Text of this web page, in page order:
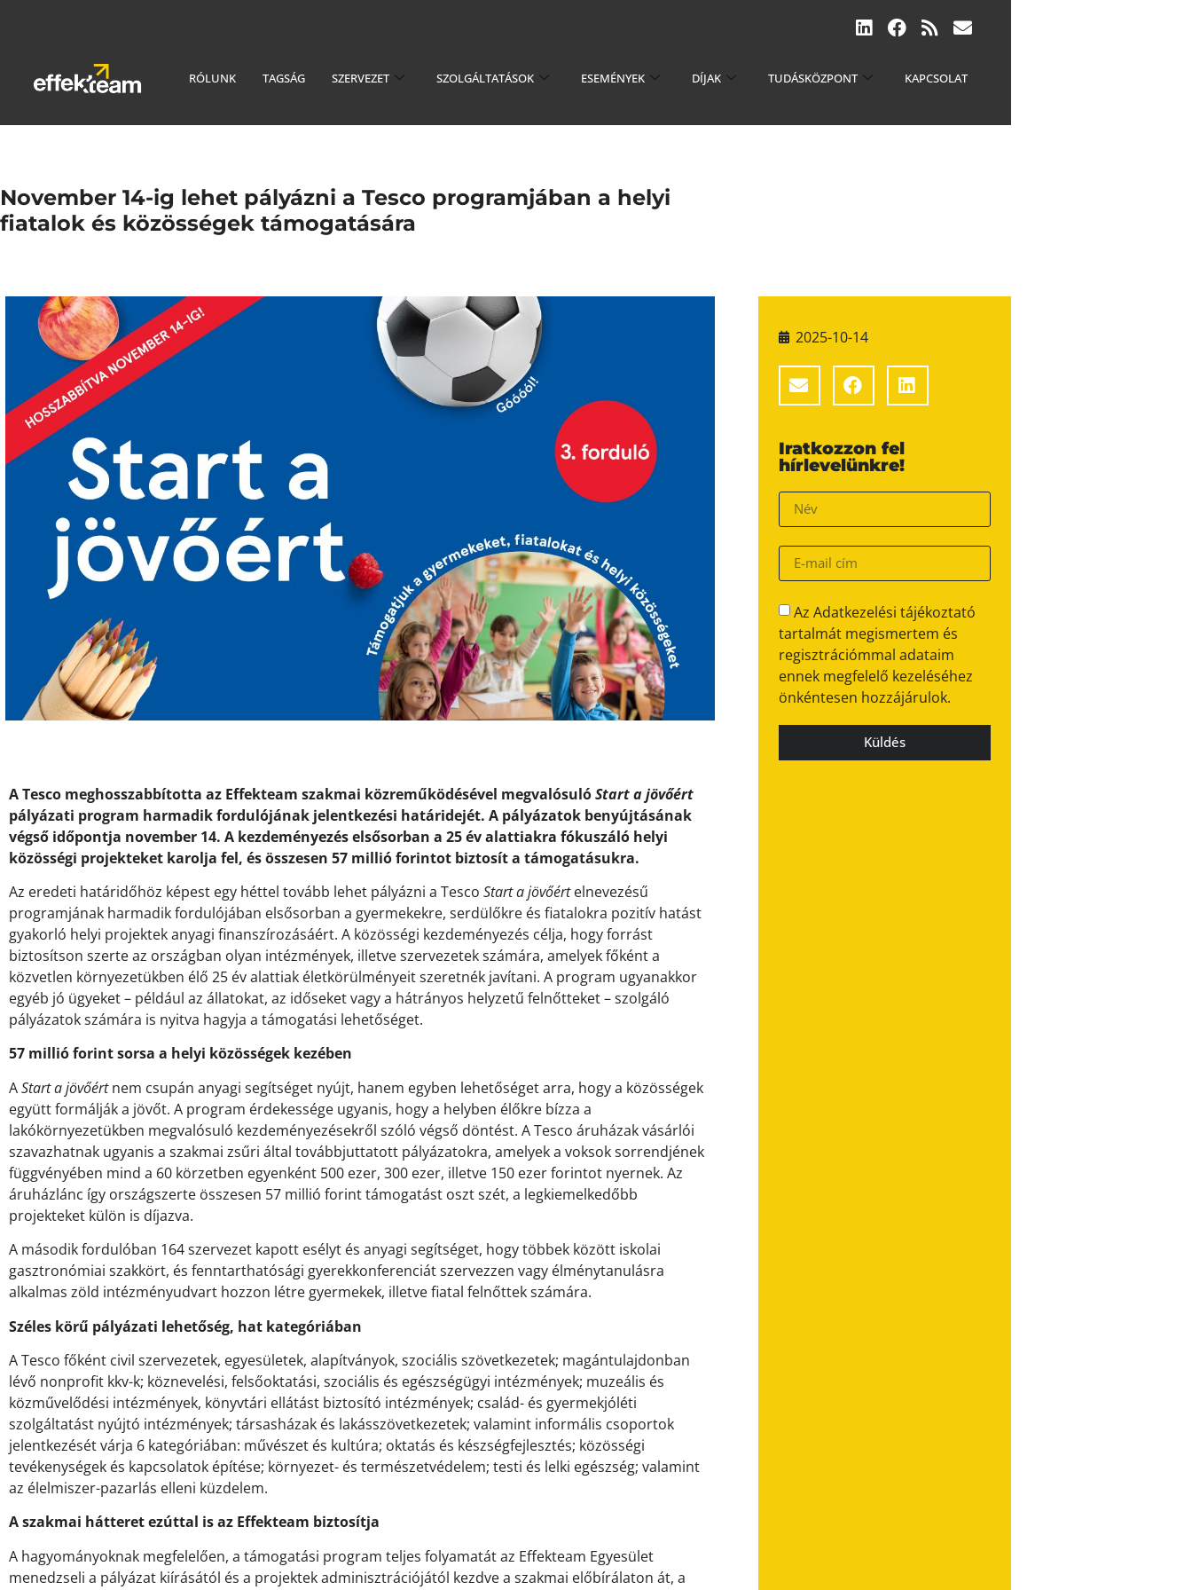
RÓLUNK TAGSÁG SZERVEZET SZOLGÁLTATÁSOK ESEMÉNYEK DÍJAK TUDÁSKÖZPONT KAPCSOLAT
November 14-ig lehet pályázni a Tesco programjában a helyi
fiatalok és közösségek támogatására
A Tesco meghosszabbította az Effekteam szakmai közreműködésével megvalósulóStart a jövőért
pályázati program harmadik fordulójának jelentkezési határidejét. A pályázatok benyújtásának
végső időpontja november 14. A kezdeményezés elsősorban a 25 év alattiakra fókuszáló helyi
közösségi projekteket karolja fel, és összesen 57 millió forintot biztosít a támogatásukra.
Az eredeti határidőhöz képest egy héttel tovább lehet pályázni a Tesco Start a jövőértelnevezésű
programjának harmadik fordulójában elsősorban a gyermekekre, serdülőkre és fiatalokra pozitív hatást
gyakorló helyi projektek anyagi finanszírozásáért. A közösségi kezdeményezés célja, hogy forrást
biztosítson szerte az országban olyan intézmények, illetve szervezetek számára, amelyek főként a
közvetlen környezetükben élő 25 év alattiak életkörülményeit szeretnék javítani. A program ugyanakkor
egyéb jó ügyeket – például az állatokat, az időseket vagy a hátrányos helyzetű felnőtteket – szolgáló
pályázatok számára is nyitva hagyja a támogatási lehetőséget.
57 millió forint sorsa a helyi közösségek kezében
AStart a jövőértnem csupán anyagi segítséget nyújt, hanem egyben lehetőséget arra, hogy a közösségek
együtt formálják a jövőt. A program érdekessége ugyanis, hogy a helyben élőkre bízza a
lakókörnyezetükben megvalósuló kezdeményezésekről szóló végső döntést. A Tesco áruházak vásárlói
szavazhatnak ugyanis a szakmai zsűri által továbbjuttatott pályázatokra, amelyek a voksok sorrendjének
függvényében mind a 60 körzetben egyenként 500 ezer, 300 ezer, illetve 150 ezer forintot nyernek. Az
áruházlánc így országszerte összesen 57 millió forint támogatást oszt szét, a legkiemelkedőbb
projekteket külön is díjazva.
A második fordulóban 164 szervezet kapott esélyt és anyagi segítséget, hogy többek között iskolai
gasztronómiai szakkört, és fenntarthatósági gyerekkonferenciát szervezzen vagy élménytanulásra
alkalmas zöld intézményudvart hozzon létre gyermekek, illetve fiatal felnőttek számára.
Széles körű pályázati lehetőség, hat kategóriában
A Tesco főként civil szervezetek, egyesületek, alapítványok, szociális szövetkezetek; magántulajdonban
lévő nonprofit kkv-k; köznevelési, felsőoktatási, szociális és egészségügyi intézmények; muzeális és
közművelődési intézmények, könyvtári ellátást biztosító intézmények; család- és gyermekjóléti
szolgáltatást nyújtó intézmények; társasházak és lakásszövetkezetek; valamint informális csoportok
jelentkezését várja 6 kategóriában: művészet és kultúra; oktatás és készségfejlesztés; közösségi
tevékenységek és kapcsolatok építése; környezet- és természetvédelem; testi és lelki egészség; valamint
az élelmiszer-pazarlás elleni küzdelem.
A szakmai hátteret ezúttal is az Effekteam biztosítja
A hagyományoknak megfelelően, a támogatási program teljes folyamatát az Effekteam Egyesület
menedzseli a pályázat kiírásától és a projektek adminisztrációjától kezdve a szakmai előbírálaton át, a
2025-10-14
Iratkozzon fel
hírlevelünkre!
Az Adatkezelési tájékoztató
tartalmát megismertem és
regisztrációmmal adataim
ennek megfelelő kezeléséhez
önkéntesen hozzájárulok.
Küldés